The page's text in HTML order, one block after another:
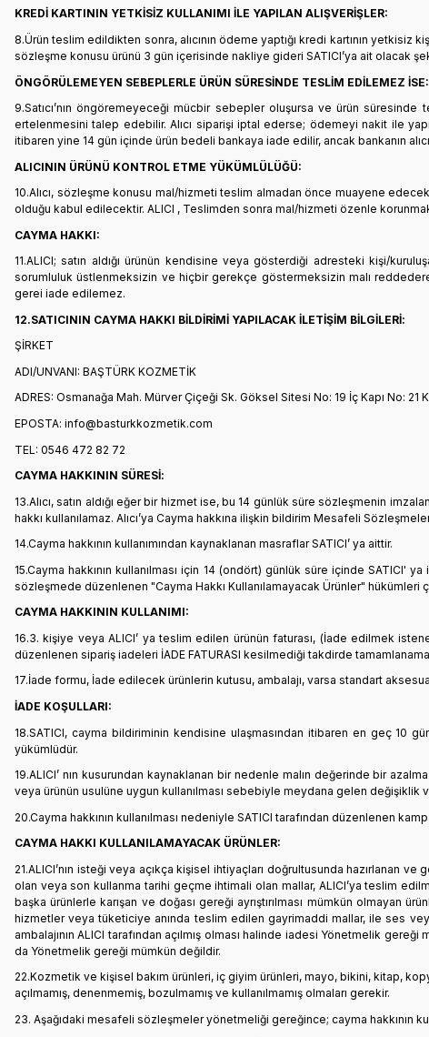
KREDİ KARTININ YETKİSİZ KULLANIMI İLE YAPILAN ALIŞVERİŞLER:
8.Ürün teslim edildikten sonra, alıcının ödeme yaptığı kredi kartının yetkisiz
sözleşme konusu ürünü 3 gün içerisinde nakliye gideri SATICI’ya ait olacak
ÖNGÖRÜLEMEYEN SEBEPLERLE ÜRÜN SÜRESİNDE TESLİM EDİLEMEZ İSE:
9.Satıcı’nın öngöremeyeceği mücbir sebepler oluşursa ve ürün
ertelenmesini talep edebilir. Alıcı siparişi iptal ederse; ödemeyi nakit ile
itibaren yine 14 gün içinde ürün bedeli bankaya iade edilir, ancak bankanın
ALICININ ÜRÜNÜ KONTROL ETME YÜKÜMLÜLÜĞÜ:
10.Alıcı, sözleşme konusu mal/hizmeti teslim almadan önce muayene
olduğu kabul edilecektir. ALICI , Teslimden sonra mal/hizmeti özenle
CAYMA HAKKI:
11.ALICI; satın aldığı ürünün kendisine veya gösterdiği adresteki kişi/
sorumluluk üstlenmeksizin ve hiçbir gerekçe göstermeksizin malı
gerei iade edilemez.
12.SATICININ CAYMA HAKKI BİLDİRİMİ YAPILACAK İLETİŞİM BİLGİLERİ:
ŞİRKET
ADI/UNVANI: BAŞTÜRK KOZMETİK
ADRES: Osmanağa Mah. Mürver Çiçeği Sk. Göksel Sitesi No: 19 İç Kapı No: 21
EPOSTA: info@basturkkozmetik.com
TEL: 0546 472 82 72
CAYMA HAKKININ SÜRESİ:
13.Alıcı, satın aldığı eğer bir hizmet ise, bu 14 günlük süre sözleşmenin
hakkı kullanılamaz. Alıcı’ya Cayma hakkına ilişkin bildirim Mesafeli
14.Cayma hakkının kullanımından kaynaklanan masraflar SATICI’ ya aittir.
15.Cayma hakkının kullanılması için 14 (ondört) günlük süre içinde
sözleşmede düzenlenen "Cayma Hakkı Kullanılamayacak Ürünler" hükümleri
CAYMA HAKKININ KULLANIMI:
16.3. kişiye veya ALICI’ ya teslim edilen ürünün faturası, (İade edilmek
düzenlenen sipariş iadeleri İADE FATURASI kesilmediği takdirde
17.İade formu, İade edilecek ürünlerin kutusu, ambalajı, varsa standart
İADE KOŞULLARI:
18.SATICI, cayma bildiriminin kendisine ulaşmasından itibaren en geç 10
yükümlüdür.
19.ALICI’ nın kusurundan kaynaklanan bir nedenle malın değerinde bir
veya ürünün usulüne uygun kullanılması sebebiyle meydana gelen değişiklik
20.Cayma hakkının kullanılması nedeniyle SATICI tarafından düzenlenen
CAYMA HAKKI KULLANILAMAYACAK ÜRÜNLER:
21.ALICI’nın isteği veya açıkça kişisel ihtiyaçları doğrultusunda hazırlanan
olan veya son kullanma tarihi geçme ihtimali olan mallar, ALICI’ya teslim
başka ürünlerle karışan ve doğası gereği ayrıştırılması mümkün olmayan
hizmetler veya tüketiciye anında teslim edilen gayrimaddi mallar, ile ses
ambalajının ALICI tarafından açılmış olması halinde iadesi Yönetmelik
da Yönetmelik gereği mümkün değildir.
22.Kozmetik ve kişisel bakım ürünleri, iç giyim ürünleri, mayo, bikini, kitap,
açılmamış, denenmemiş, bozulmamış ve kullanılmamış olmaları gerekir.
23. Aşağıdaki mesafeli sözleşmeler yönetmeliği gereğince; cayma hakkının